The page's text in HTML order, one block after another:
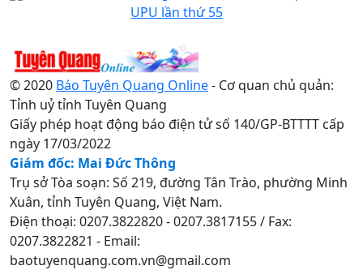
UPU lần thứ 55
© 2020 Báo Tuyên Quang Online- Cơ quan chủ quản:
Tỉnh uỷ tỉnh Tuyên Quang
Giấy phép hoạt động báo điện tử số 140/GP-BTTTT cấp
ngày 17/03/2022
Giám đốc: Mai Đức Thông
Trụ sở Tòa soạn: Số 219, đường Tân Trào, phường Minh
Xuân, tỉnh Tuyên Quang, Việt Nam.
Điện thoại: 0207.3822820 - 0207.3817155 / Fax:
0207.3822821 - Email:
baotuyenquang.com.vn@gmail.com